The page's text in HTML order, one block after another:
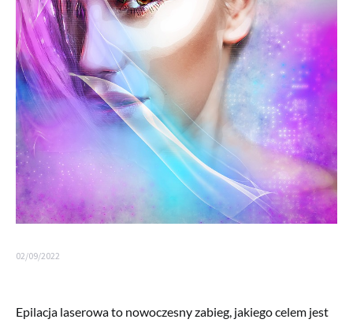
02/09/2022
Epilacja laserowa to nowoczesny zabieg, jakiego celem jest